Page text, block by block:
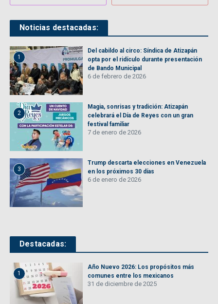
Noticias destacadas:
1
Del cabildo al circo: Síndica de Atizapán
opta por el ridículo durante presentación
de Bando Municipal
6 de febrero de 2026
2
Magia, sonrisas y tradición: Atizapán
celebrará el Día de Reyes con un gran
festival familiar
7 de enero de 2026
3
Trump descarta elecciones en Venezuela
en los próximos 30 días
6 de enero de 2026
Destacadas:
1
Año Nuevo 2026: Los propósitos más
comunes entre los mexicanos
31 de diciembre de 2025